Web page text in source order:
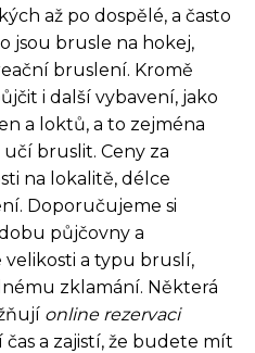
až po dospělé, a často
jsou brusle na hokej,
bruslení. Kromě
i další vybavení, jako
a loktů, a to zejména
bruslit. Ceny za
na lokalitě, délce
Doporučujeme si
půjčovny a
a typu bruslí,
zklamání. Některá
online rezervaci
čas a zajistí, že budete mít